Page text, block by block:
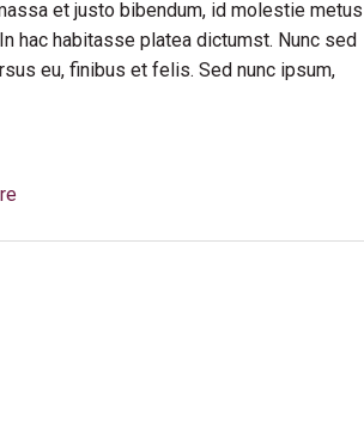
et justo bibendum, id molestie metus
hac habitasse platea dictumst. Nunc sed
eu, finibus et felis. Sed nunc ipsum,